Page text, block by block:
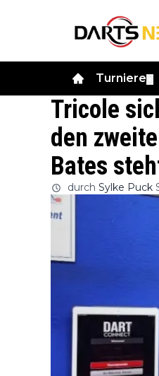
Turniere
Tricole
den
Bates
durch Sylke Puck